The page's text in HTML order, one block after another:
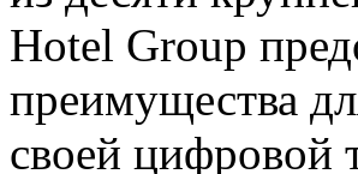
Hotel Group
преимущества
своей цифровой